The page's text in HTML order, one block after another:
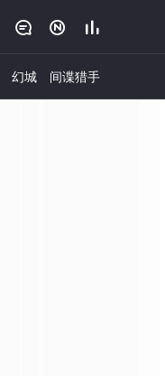
  
幻城 间谍猎手